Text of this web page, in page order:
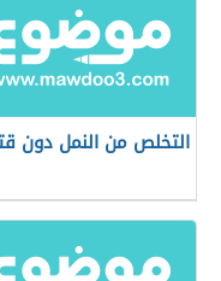
التخلص من النمل دون